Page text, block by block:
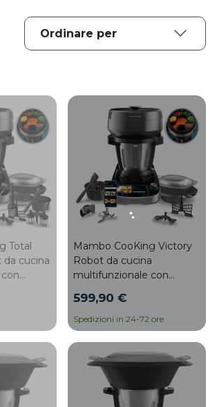
Total
cucina
Mambo CooKing Victory
Robot da cucina
multifunzionale con
599,90 €
Spedizioni in 24-72 ore